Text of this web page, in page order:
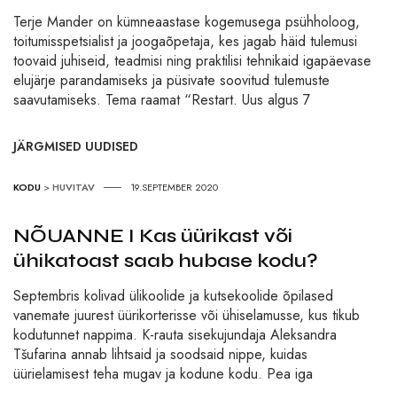
Terje Mander on kümneaastase kogemusega psühholoog,
toitumisspetsialist ja joogaõpetaja, kes jagab häid tulemusi
toovaid juhiseid, teadmisi ning praktilisi tehnikaid igapäevase
elujärje parandamiseks ja püsivate soovitud tulemuste
saavutamiseks. Tema raamat “Restart. Uus algus 7
JÄRGMISED UUDISED
KODU >HUVITAV 19.SEPTEMBER 2020
NÕUANNE I Kas üürikast või
ühikatoast saab hubase kodu?
Septembris kolivad ülikoolide ja kutsekoolide õpilased
vanemate juurest üürikorterisse või ühiselamusse, kus tikub
kodutunnet nappima. K-rauta sisekujundaja Aleksandra
Tšufarina annab lihtsaid ja soodsaid nippe, kuidas
üürielamisest teha mugav ja kodune kodu. Pea iga